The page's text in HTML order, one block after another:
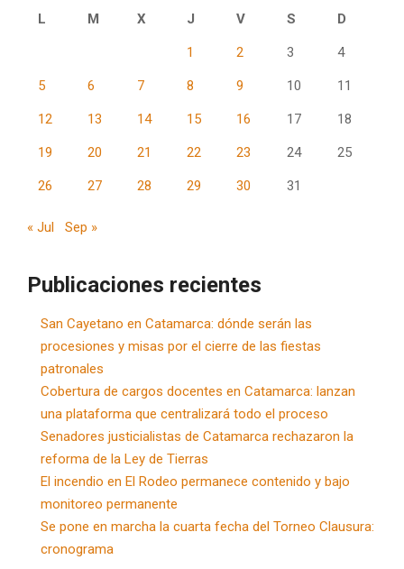
L
M X J V S D
1 2 3 4
5 6 7 8 9 10 11
12 13 14 15 16 17 18
19 20 21 22 23 24 25
26 27 28 29 30 31
« Jul Sep »
Publicaciones recientes
San Cayetano en Catamarca: dónde serán las
procesiones y misas por el cierre de las fiestas
patronales
Cobertura de cargos docentes en Catamarca: lanzan
una plataforma que centralizará todo el proceso
Senadores justicialistas de Catamarca rechazaron la
reforma de la Ley de Tierras
El incendio en El Rodeo permanece contenido y bajo
monitoreo permanente
Se pone en marcha la cuarta fecha del Torneo Clausura:
cronograma